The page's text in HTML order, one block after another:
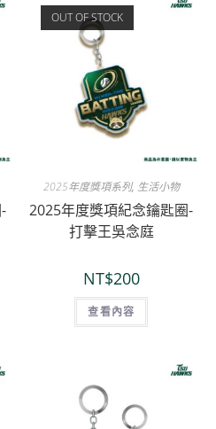
OUT OF STOCK
2025年度獎項系列, 生活小物
2025年度獎項紀念鑰匙圈-
打擊王吳念庭
NT$200
查看內容